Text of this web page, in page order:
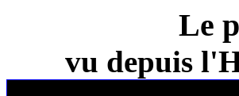
Le
vu depuis